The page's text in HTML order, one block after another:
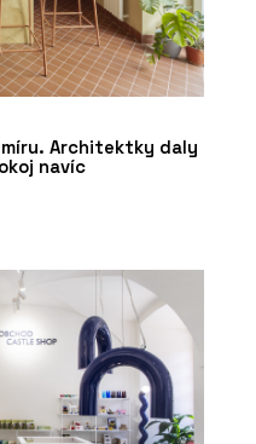
Architektky daly
navíc